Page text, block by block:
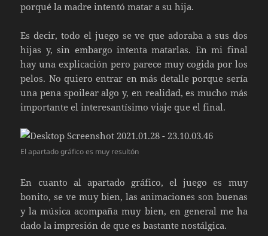
porqué la madre intentó matar a su hija.
Es decir, todo el juego se ve que adoraba a sus dos
hijas y, sin embargo intenta matarlas. En mi final
hay una explicación pero parece muy cogida por los
pelos. No quiero entrar en más detalle porque sería
una pena spoilear algo y, en realidad, es mucho más
importante el interesantísimo viaje que el final.
El apartado gráfico es muy resultón
En cuanto al apartado gráfico, el juego es muy
bonito, se ve muy bien, las animaciones son buenas
y la música acompaña muy bien, en general me ha
dado la impresión de que es bastante nostálgica.